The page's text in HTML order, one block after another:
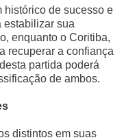
histórico de sucesso e
estabilizar sua
enquanto o Coritiba,
recuperar a confiança
partida poderá
de ambos.
distintos em suas